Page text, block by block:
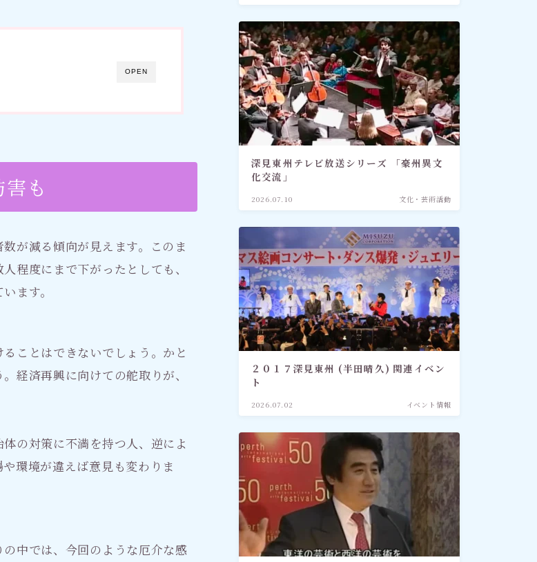
OPEN
も
が減る傾向が見えます。このま
程度にまで下がったとしても、
ます。
ことはできないでしょう。かと
経済再興に向けての舵取りが、
の対策に不満を持つ人、逆によ
環境が違えば意見も変わりま
中では、今回のような厄介な感
深見東州テレビ放送シリーズ 「豪州異文
化交流」
2026.07.10 文化・芸術活動
２０１７深見東州 (半田晴久) 関連イベン
ト
2026.07.02 イベント情報